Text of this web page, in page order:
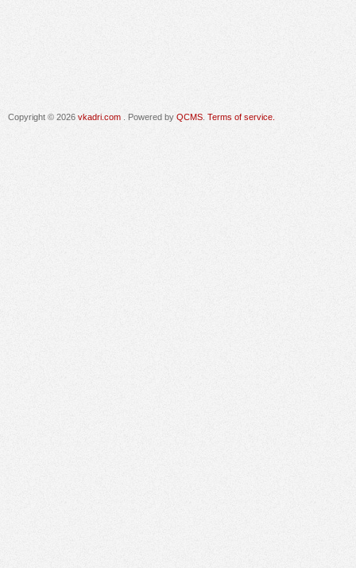
Copyright © 2026 vkadri.com . Powered by QCMS Terms of service.